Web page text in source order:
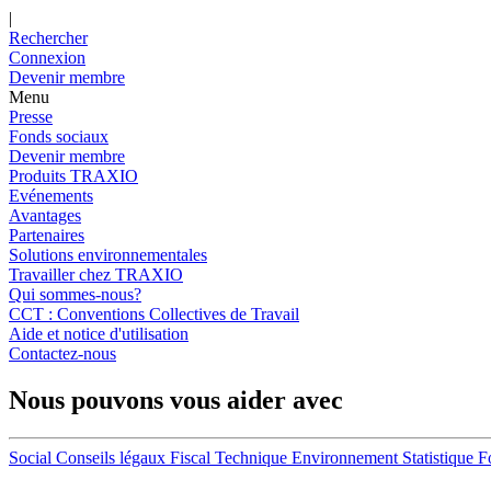
|
Rechercher
Connexion
Devenir membre
Menu
Presse
Fonds sociaux
Devenir membre
Produits TRAXIO
Evénements
Avantages
Partenaires
Solutions environnementales
Travailler chez TRAXIO
Qui sommes-nous?
CCT : Conventions Collectives de Travail
Aide et notice d'utilisation
Contactez-nous
Nous pouvons vous aider avec
Social Conseils légaux Fiscal Technique Environnement Statistique